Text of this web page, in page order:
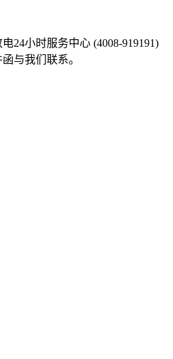
24小时服务中心 (4008-919191)
与我们联系。